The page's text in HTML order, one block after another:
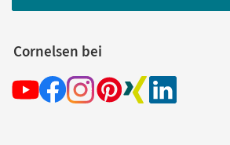
Cornelsen bei